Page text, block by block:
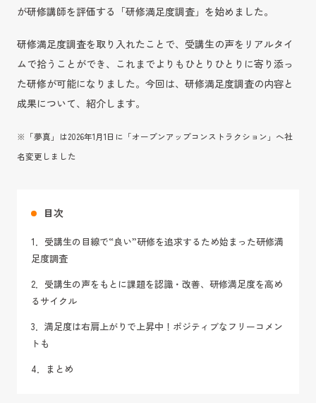
が研修講師を評価する「研修満足度調査」を始めました。
研修満足度調査を取り入れたことで、受講生の声をリアルタイ
ムで拾うことができ、これまでよりもひとりひとりに寄り添っ
た研修が可能になりました。今回は、研修満足度調査の内容と
成果について、紹介します。
※「夢真」は2026年1月1日に「オープンアップコンストラクション」へ社
名変更しました
目次
1．受講生の目線で“良い”研修を追求するため始まった研修満
足度調査
2．受講生の声をもとに課題を認識・改善、研修満足度を高め
るサイクル
3．満足度は右肩上がりで上昇中！ポジティブなフリーコメン
トも
4．まとめ